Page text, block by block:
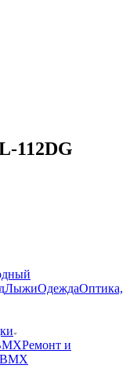
112DG
ЛыжиОдеждаОптика,
Ремонт и